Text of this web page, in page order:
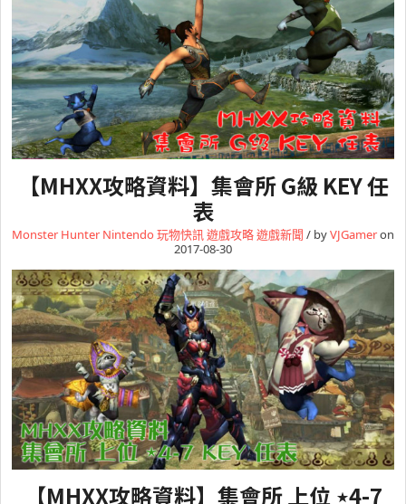
【MHXX攻略資料】集會所 G級 KEY 任
表
Monster Hunter Nintendo玩物快訊遊戲攻略遊戲新聞 / byVJGameron
2017-08-30
【MHXX攻略資料】集會所 上位 ⋆4-7